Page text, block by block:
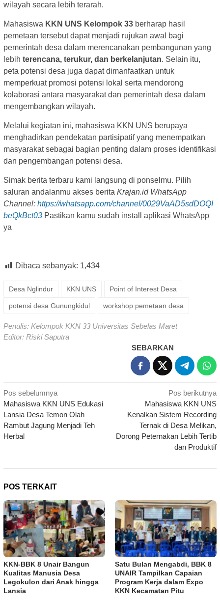
wilayah secara lebih terarah.
Mahasiswa KKN UNS Kelompok 33 berharap hasil
pemetaan tersebut dapat menjadi rujukan awal bagi
pemerintah desa dalam merencanakan pembangunan yang
lebih terencana, terukur, dan berkelanjutan. Selain itu,
peta potensi desa juga dapat dimanfaatkan untuk
memperkuat promosi potensi lokal serta mendorong
kolaborasi antara masyarakat dan pemerintah desa dalam
mengembangkan wilayah.
Melalui kegiatan ini, mahasiswa KKN UNS berupaya
menghadirkan pendekatan partisipatif yang menempatkan
masyarakat sebagai bagian penting dalam proses identifikasi
dan pengembangan potensi desa.
Simak berita terbaru kami langsung di ponselmu. Pilih
saluran andalanmu akses berita Krajan.id WhatsApp
Channel: https://whatsapp.com/channel/0029VaAD5sdDOQI
beQkBct03 Pastikan kamu sudah install aplikasi WhatsApp
ya
Dibaca sebanyak: 1,434
Desa Nglindur KKN UNS Point of Interest Desa
potensi desa Gunungkidul workshop pemetaan desa
Penulis: Kelompok KKN 33 Universitas Sebelas Maret
Editor: Riski Saputra
SEBARKAN
Navigasi
pos
Pos sebelumnya
Mahasiswa KKN UNS Edukasi
Lansia Desa Temon Olah
Rambut Jagung Menjadi Teh
Herbal
Pos berikutnya
Mahasiswa KKN UNS
Kenalkan Sistem Recording
Ternak di Desa Melikan,
Dorong Peternakan Lebih Tertib
dan Produktif
POS TERKAIT
KKN-BBK 8 Unair Bangun
Kualitas Manusia Desa
Legokulon dari Anak hingga
Lansia
Satu Bulan Mengabdi, BBK 8
UNAIR Tampilkan Capaian
Program Kerja dalam Expo
KKN Kecamatan Pitu